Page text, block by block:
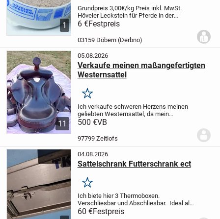
1
Grundpreis 3,00€/kgPreis inkl. MwSt.
Höveler Leckstein für Pferde in der
handlichen 2 Kg Schale.
Versorgung mit allen lebenswichtigen
Mineralien und Spurenelementen.
6 €Festpreis
03159 Döbern (Derbno)
11
05.08.2026
Verkaufe meinen maßangefertigten
Westernsattel
Merken
Ich verkaufe schweren Herzens meinen
geliebten Westernsattel, da mein
Haflinger inzwischen zu alt geworden ist
kann.Der Sattel ist maßangefertigt,
500 €VB
97799 Zeitlofs
04.08.2026
Sattelschrank Futterschrank ect
Merken
Ich biete hier 3 Thermoboxen.
Verschliesbar und Abschliesbar. Ideal als
Sattelschrank, Futterschrank, Umbau
60 €Festpreis